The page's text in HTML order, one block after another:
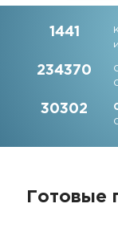
1441
234370
30302
Готовые